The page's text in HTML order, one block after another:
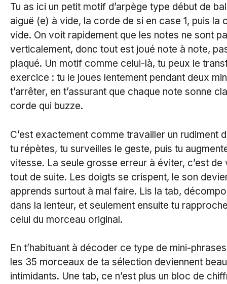
Tu as ici un petit motif d’arpège type début de
aiguë (e) à vide, la corde de si en case 1, puis la
vide. On voit rapidement que les notes ne sont
verticalement, donc tout est joué note à note,
plaqué. Un motif comme celui-là, tu peux le
exercice : tu le joues lentement pendant deux
t’arrêter, en t’assurant que chaque note sonne
corde qui buzze.
C’est exactement comme travailler un rudiment
tu répètes, tu surveilles le geste, puis tu
vitesse. La seule grosse erreur à éviter, c’est
tout de suite. Les doigts se crispent, le son
apprends surtout à mal faire. Lis la tab,
dans la lenteur, et seulement ensuite tu
celui du morceau original.
En t’habituant à décoder ce type de mini-
les 35 morceaux de ta sélection deviennent
intimidants. Une tab, ce n’est plus un bloc de